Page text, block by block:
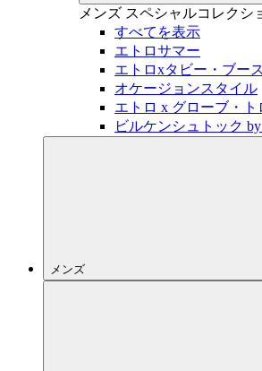
メンズ スペシャルコレクシ
すべてを表示
エトロサマー
エトロxタビー・ブース
オケージョンスタイル
エトロ x グローブ・ト
ビルケンシュトック
メンズ